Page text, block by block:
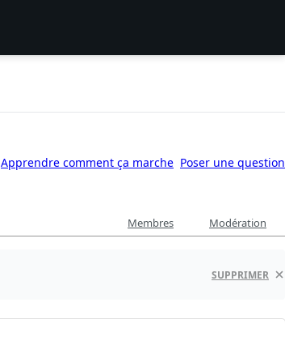
Apprendre comment ça marche Poser une question
Membres Modération
SUPPRIMER